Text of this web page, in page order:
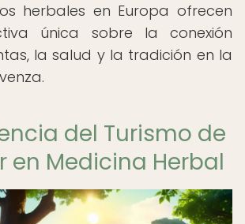
herbales en Europa ofrecen
única sobre la conexión
la salud y la tradición en la
del Turismo de
en Medicina Herbal